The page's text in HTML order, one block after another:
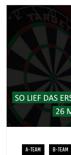
A-TEAM B-TEAM